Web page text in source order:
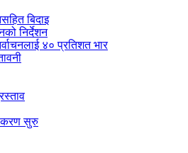
बिदाइ
निर्देशन
४० प्रतिशत भार
सुरु